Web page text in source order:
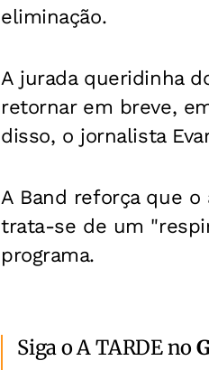
eliminação.
A jurada queridinha
retornar em breve,
disso, o jornalista
A Band reforça que
trata-se de um
programa.
Siga o A TARDE no